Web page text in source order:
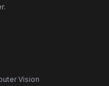
Vision